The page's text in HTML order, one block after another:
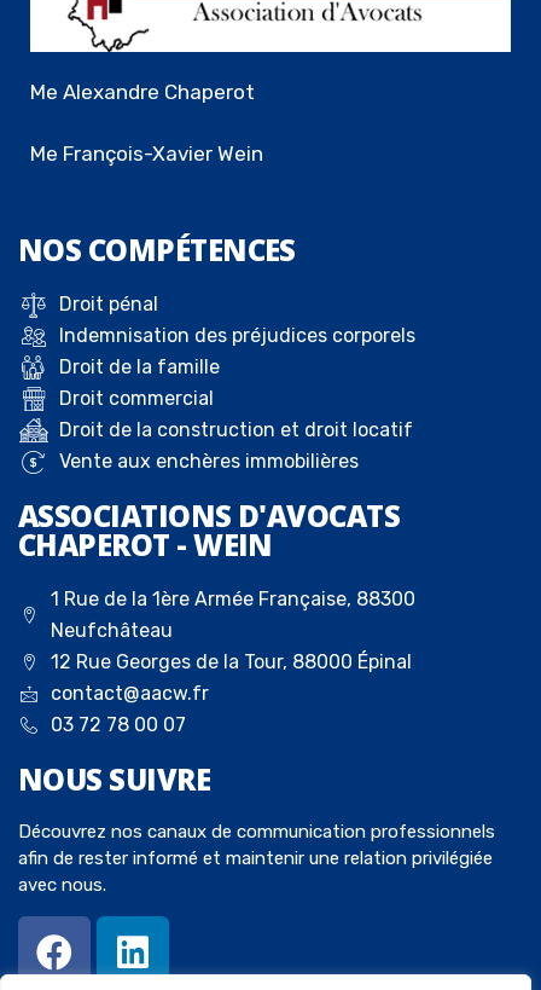
Me Alexandre Chaperot
Me François-Xavier Wein
NOS COMPÉTENCES
Droit pénal
Indemnisation des préjudices corporels
Droit de la famille
Droit commercial
Droit de la construction et droit locatif
Vente aux enchères immobilières
ASSOCIATIONS D'AVOCATS
CHAPEROT - WEIN
1 Rue de la 1ère Armée Française, 88300
Neufchâteau
12 Rue Georges de la Tour, 88000 Épinal
contact@aacw.fr
03 72 78 00 07
NOUS SUIVRE
Découvrez nos canaux de communication professionnels
afin de rester informé et maintenir une relation privilégiée
avec nous.